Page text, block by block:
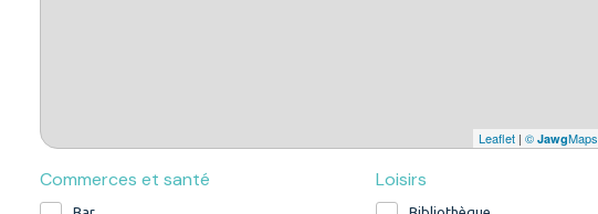
Leaflet | © JawgMaps
Commerces et santé Loisirs